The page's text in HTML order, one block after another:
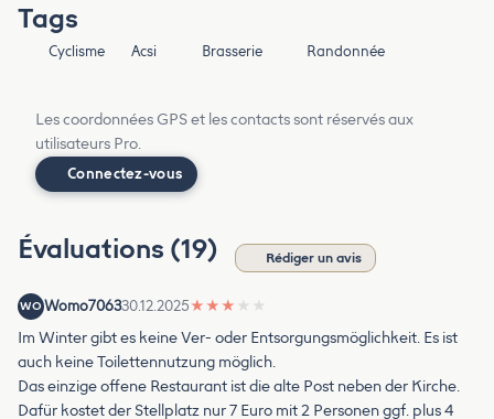
Tags
Cyclisme Acsi Brasserie Randonnée
Les coordonnées GPS et les contacts sont réservés aux
utilisateurs Pro.
Connectez-vous
Évaluations (19) Rédiger un avis
WO Womo706330.12.2025★ ★ ★ ★ ★
Im Winter gibt es keine Ver- oder Entsorgungsmöglichkeit. Es ist
auch keine Toilettennutzung möglich.
Das einzige offene Restaurant ist die alte Post neben der Kirche.
Dafür kostet der Stellplatz nur 7 Euro mit 2 Personen ggf. plus 4